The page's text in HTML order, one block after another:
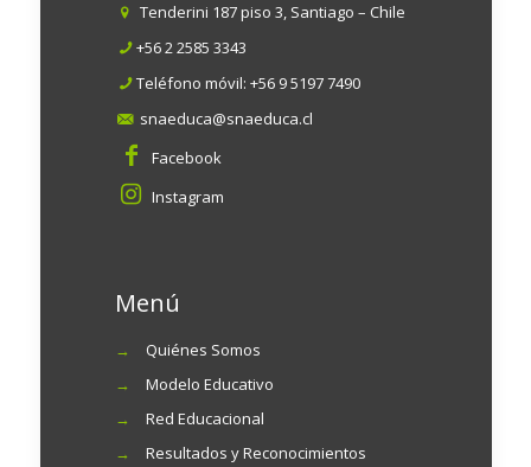
Tenderini 187 piso 3, Santiago – Chile
+56 2 2585 3343
Teléfono móvil: +56 9 5197 7490
snaeduca@snaeduca.cl
Facebook
Instagram
Menú
→
Quiénes Somos
→
Modelo Educativo
→
Red Educacional
→
Resultados y Reconocimientos